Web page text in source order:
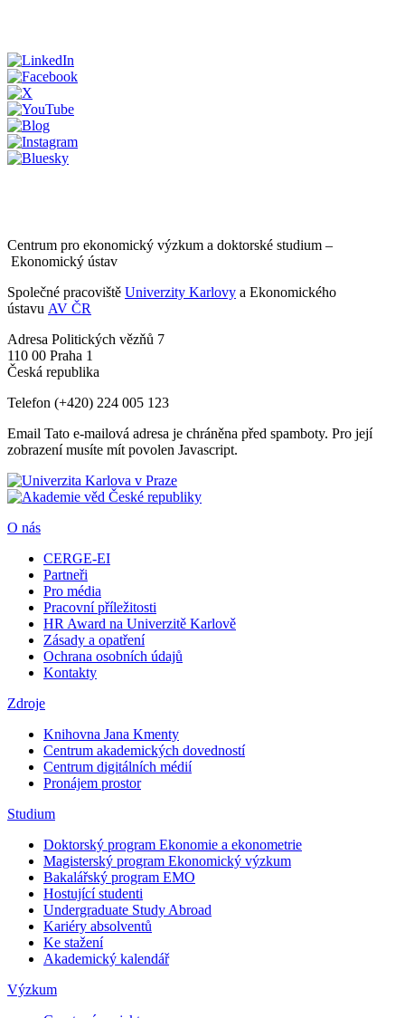
Centrum pro ekonomický výzkum a doktorské studium –
Ekonomický ústav
Společné pracoviště Univerzity Karlovy a Ekonomického
ústavu AV ČR
Adresa Politických vězňů 7
110 00 Praha 1
Česká republika
Telefon (+420) 224 005 123
Email Tato e-mailová adresa je chráněna před spamboty. Pro její
zobrazení musíte mít povolen Javascript.
O nás
CERGE-EI
Partneři
Pro média
Pracovní příležitosti
HR Award na Univerzitě Karlově
Zásady a opatření
Ochrana osobních údajů
Kontakty
Zdroje
Knihovna Jana Kmenty
Centrum akademických dovedností
Centrum digitálních médií
Pronájem prostor
Studium
Doktorský program Ekonomie a ekonometrie
Magisterský program Ekonomický výzkum
Bakalářský program EMO
Hostující studenti
Undergraduate Study Abroad
Kariéry absolventů
Ke stažení
Akademický kalendář
Výzkum